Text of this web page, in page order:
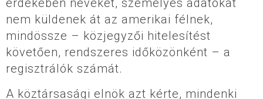
nem küldenek át az amerikai félnek,
mindössze – közjegyzői hitelesítést
követően, rendszeres időközönként – a
regisztrálók számát.
A köztársasági elnök azt kérte, mindenki